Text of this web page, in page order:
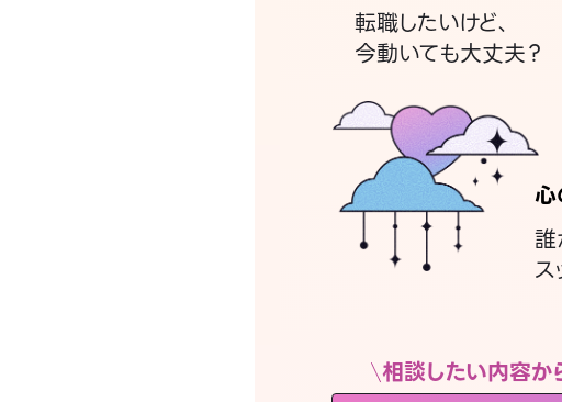
転職したいけど、
今動いても大丈夫？
誰
ス
相談したい内容か